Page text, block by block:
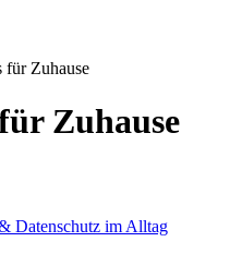
für Zuhause
Zuhause